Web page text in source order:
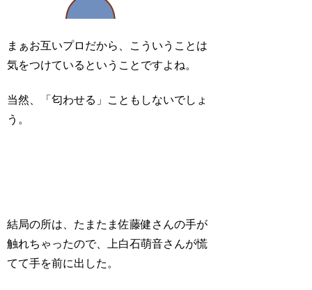
まぁお互いプロだから、こういうことは
気をつけているということですよね。
当然、「匂わせる」こともしないでしょ
う。
結局の所は、たまたま佐藤健さんの手が
触れちゃったので、上白石萌音さんが慌
てて手を前に出した。